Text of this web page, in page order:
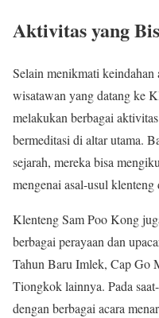
Aktivitas yang
Selain menikmati keindahan
wisatawan yang datang ke
melakukan berbagai
bermeditasi di altar utama.
sejarah, mereka bisa
mengenai asal-usul
Klenteng Sam Poo Kong
berbagai perayaan dan
Tahun Baru Imlek, Cap Go
Tiongkok lainnya. Pada
dengan berbagai acara